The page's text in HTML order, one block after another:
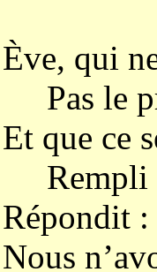
Ève, qui
Pas le
Et que ce
Rempli
Répondit
Nous